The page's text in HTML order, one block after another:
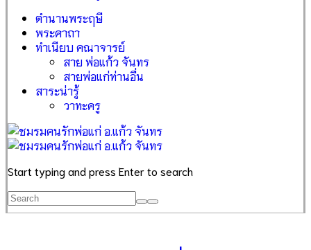
ตำนานพระฤษี
พระคาถา
ทำเนียบ คณาจารย์
สาย พ่อแก้ว จันทร
สายพ่อแก่ท่านอื่น
สาระน่ารู้
วาทะครู
Start typing and press Enter to search